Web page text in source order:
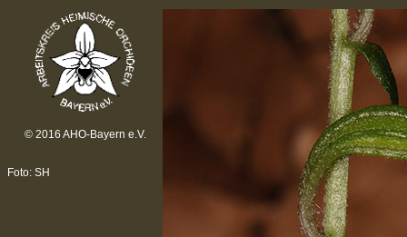
© 2016 AHO-Bayern e.V.
Foto: SH